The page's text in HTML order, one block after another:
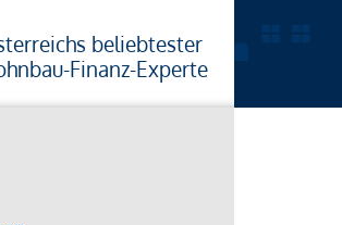
beliebtester
Finanz-Experte